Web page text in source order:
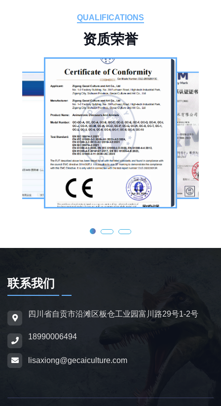
板仓工业园，拥有标准化生产车间、配套生产
品的恐龙制作公司。公司采用按需定制模式，
从前期方案设计、场景规划，到中期原料选
择、工序制作，再到后期运输配送、上门安装
调试，形成全流程服务，可用于主题乐园、文
旅景区、科普展馆、商业广场、大型展会、节
庆活动等场景。
公司核心业务为仿真恐龙制作，产品线涵盖静
态展示、动态互动、游乐体验三类。其中，机
器恐龙结合机械传动、智能控制技术，可实现
眨眼、张嘴吼叫、摆尾、行走、呼吸起伏等动
态效果，皮肤采用环保硅胶材质，还原史前恐
大型雕塑，覆盖霸王龙、三角龙、剑龙、长颈
龙、翼龙等常见品类，同时支持恐龙化石骨架
场景摆放。
为适配亲子游乐场景，公司推出恐龙电动车与
防滑车轮、限速装置及安全扶手，适用于乐
除恐龙相关产品外，公司同时开展仿真动物与
QUALIFICATIONS
资质荣誉
联系我们
四川省自贡市沿滩区板仓工业园富川路29号1-2号
18990006494
lisaxiong@gecaiculture.com